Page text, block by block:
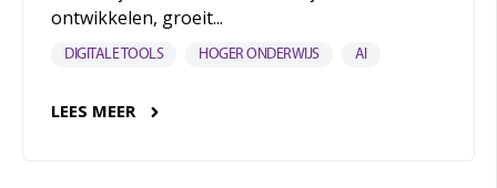
ontwikkelen, groeit...
DIGITALE TOOLS HOGER ONDERWIJS AI
LEES MEER